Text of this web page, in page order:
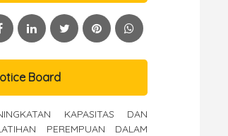
Board
KAPASITAS DAN
PEREMPUAN DALAM